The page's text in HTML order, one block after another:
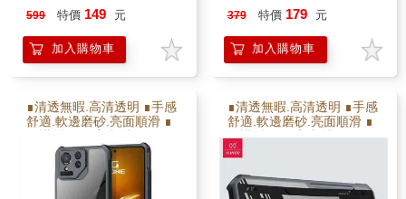
599 特價 149 元
加入購物車
線-黑色 JEC-GS20-BKC
379 特價 179 元
加入購物車
∎清透無暇.高清透明 ∎手感
舒適.軟邊磨砂.亮面順滑 ∎
M ∎防撞耐摔.增加氣囊瓦
解充擊力 ∎軟硬雙倍保護
∎清透無暇.高清透明 ∎手感
舒適.軟邊磨砂.亮面順滑 ∎
保護射像頭.高出射像頭2M
M ∎防撞耐摔.增加氣囊瓦